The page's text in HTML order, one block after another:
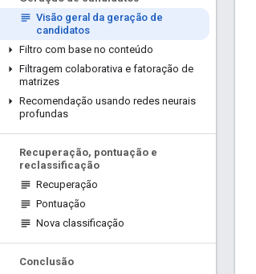
Visão geral da geração de
candidatos
Filtro com base no conteúdo
Filtragem colaborativa e fatoração de
matrizes
Recomendação usando redes neurais
profundas
Recuperação, pontuação e
reclassificação
Recuperação
Pontuação
Nova classificação
Conclusão